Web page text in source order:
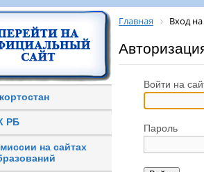
РБ
на сайтах
Главная Вход на
Войти на
Пароль